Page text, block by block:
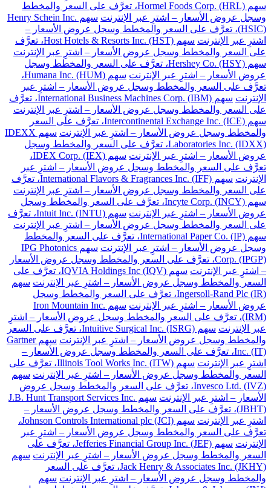
سهم Hormel Foods Corp. (HRL)، تعرَّف على السعر والمخطط
وسجل عروض الأسعار – اشترِ عبر الإنترنت
سهم Henry Schein Inc.
(HSIC)، تعرَّف على السعر والمخطط وسجل عروض الأسعار –
اشترِ عبر الإنترنت
سهم Host Hotels & Resorts Inc. (HST)، تعرَّف
على السعر والمخطط وسجل عروض الأسعار – اشترِ عبر الإنترنت
سهم Hershey Co. (HSY)، تعرَّف على السعر والمخطط وسجل
عروض الأسعار – اشترِ عبر الإنترنت
سهم Humana Inc. (HUM)،
تعرَّف على السعر والمخطط وسجل عروض الأسعار – اشترِ عبر
الإنترنت
سهم International Business Machines Corp. (IBM)، تعرَّف
على السعر والمخطط وسجل عروض الأسعار – اشترِ عبر الإنترنت
سهم Intercontinental Exchange Inc. (ICE)، تعرَّف على السعر
والمخطط وسجل عروض الأسعار – اشترِ عبر الإنترنت
سهم IDEXX
Laboratories Inc. (IDXX)، تعرَّف على السعر والمخطط وسجل
عروض الأسعار – اشترِ عبر الإنترنت
سهم IDEX Corp. (IEX)،
تعرَّف على السعر والمخطط وسجل عروض الأسعار – اشترِ عبر
الإنترنت
سهم International Flavors & Fragrances Inc. (IFF)، تعرَّف
على السعر والمخطط وسجل عروض الأسعار – اشترِ عبر الإنترنت
سهم Incyte Corp. (INCY)، تعرَّف على السعر والمخطط وسجل
عروض الأسعار – اشترِ عبر الإنترنت
سهم Intuit Inc. (INTU)، تعرَّف
على السعر والمخطط وسجل عروض الأسعار – اشترِ عبر الإنترنت
سهم International Paper Co. (IP)، تعرَّف على السعر والمخطط
وسجل عروض الأسعار – اشترِ عبر الإنترنت
سهم IPG Photonics
Corp. (IPGP)، تعرَّف على السعر والمخطط وسجل عروض الأسعار
– اشترِ عبر الإنترنت
سهم IQVIA Holdings Inc (IQV)، تعرَّف على
السعر والمخطط وسجل عروض الأسعار – اشترِ عبر الإنترنت سهم
Ingersoll-Rand Plc (IR)، تعرَّف على السعر والمخطط وسجل
عروض الأسعار – اشترِ عبر الإنترنت
سهم Iron Mountain Inc.
(IRM)، تعرَّف على السعر والمخطط وسجل عروض الأسعار – اشترِ
عبر الإنترنت
سهم Intuitive Surgical Inc. (ISRG)، تعرَّف على السعر
والمخطط وسجل عروض الأسعار – اشترِ عبر الإنترنت
سهم Gartner
Inc. (IT)، تعرَّف على السعر والمخطط وسجل عروض الأسعار –
اشترِ عبر الإنترنت
سهم Illinois Tool Works Inc. (ITW)، تعرَّف على
السعر والمخطط وسجل عروض الأسعار – اشترِ عبر الإنترنت سهم
Invesco Ltd. (IVZ)، تعرَّف على السعر والمخطط وسجل عروض
الأسعار – اشترِ عبر الإنترنت
سهم J.B. Hunt Transport Services Inc.
(JBHT)، تعرَّف على السعر والمخطط وسجل عروض الأسعار –
اشترِ عبر الإنترنت
سهم Johnson Controls International plc (JCI)،
تعرَّف على السعر والمخطط وسجل عروض الأسعار – اشترِ عبر
الإنترنت
سهم Jefferies Financial Group Inc. (JEF)، تعرَّف على
السعر والمخطط وسجل عروض الأسعار – اشترِ عبر الإنترنت سهم
Jack Henry & Associates Inc. (JKHY)، تعرَّف على السعر
والمخطط وسجل عروض الأسعار – اشترِ عبر الإنترنت سهم